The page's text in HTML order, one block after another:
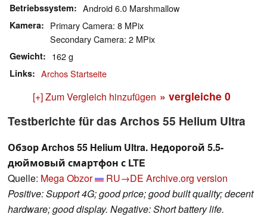
Betriebssystem Android 6.0 Marshmallow
Kamera
Primary Camera: 8 MPix
Secondary Camera: 2 MPix
Gewicht 162 g
Links Archos Startseite
[+] Zum Vergleich hinzufügen » vergleiche 0
Testberichte für das Archos 55 Helium Ultra
Обзор Archos 55 Helium Ultra. Недорогой 5.5-
дюймовый смартфон с LTE
Quelle: Mega Obzor RU→DE Archive.org version
Positive: Support 4G; good price; good built quality; decent
hardware; good display. Negative: Short battery life.